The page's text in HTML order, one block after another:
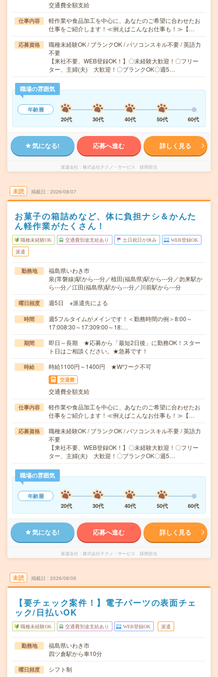
交通費全額支給
仕事内容
軽作業や食品加工を中心に、あなたのご希望に合わせたお
仕事をご紹介します！≪例えばこんなお仕事も！≫【…
応募資格
職種未経験OK / ブランクOK / パソコンスキル不要 / 英語力
不要
【来社不要、WEB登録OK！】〇未経験大歓迎！〇フリー
ター、主婦(夫) 大歓迎！〇ブランクOK〇週5…
職場の雰囲気
年齢層
20代
30代 40代 50代 60代
気になる! 応募へ進む 詳しく見る
派遣会社 株式会社テクノ・サービス 採用担当
未読 掲載日 2026/08/07
お菓子の箱詰めなど、体に負担ナシ＆かんた
ん軽作業がたくさん！
職種未経験OK 交通費別途支給あり 土日祝日が休み WEB登録OK
派遣
勤務地
福島県いわき市
泉(常磐線)駅から---分／植田(福島県)駅から---分／勿来駅か
ら---分／江田(福島県)駅から---分／川前駅から---分
曜日頻度 週5日 ※派遣先による
時間
週5フルタイムがメインです！＜勤務時間の例＞8:00～
17:008:30～17:309:00～18:…
期間
即日～長期 ★応募から「最短2日後」に勤務OK！スター
ト日はご相談ください。★急募です！
時給 時給1100円～1400円 ★Wワーク不可
交通費
交通費全額支給
仕事内容
軽作業や食品加工を中心に、あなたのご希望に合わせたお
仕事をご紹介します！≪例えばこんなお仕事も！≫【…
応募資格
職種未経験OK / ブランクOK / パソコンスキル不要 / 英語力
不要
【来社不要、WEB登録OK！】〇未経験大歓迎！〇フリー
ター、主婦(夫) 大歓迎！〇ブランクOK〇週5…
職場の雰囲気
年齢層
20代
30代 40代 50代 60代
気になる! 応募へ進む 詳しく見る
派遣会社 株式会社テクノ・サービス 採用担当
未読 掲載日 2026/08/06
【要チェック案件！】電子パーツの表面チェ
ック/日払いOK
職種未経験OK 交通費別途支給あり WEB登録OK 派遣
勤務地
福島県いわき市
四ツ倉駅から車10分
曜日頻度 シフト制